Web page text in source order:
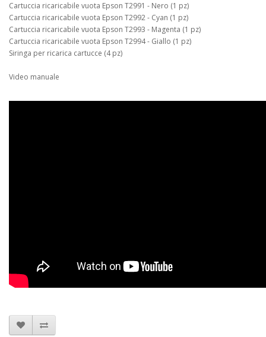
Cartuccia ricaricabile vuota Epson T2991 - Nero (1 pz)
Cartuccia ricaricabile vuota Epson T2992 - Cyan (1 pz)
Cartuccia ricaricabile vuota Epson T2993 - Magenta (1 pz)
Cartuccia ricaricabile vuota Epson T2994 - Giallo (1 pz)
Siringa per ricarica cartucce (4 pz)
Video manuale